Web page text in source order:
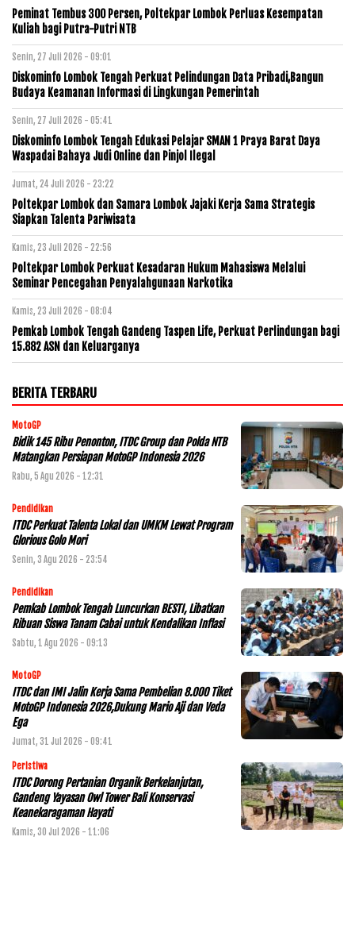
Peminat Tembus 300 Persen, Poltekpar Lombok Perluas Kesempatan
Kuliah bagi Putra-Putri NTB
Senin, 27 Juli 2026 - 09:01
Diskominfo Lombok Tengah Perkuat Pelindungan Data Pribadi,Bangun
Budaya Keamanan Informasi di Lingkungan Pemerintah
Senin, 27 Juli 2026 - 05:41
Diskominfo Lombok Tengah Edukasi Pelajar SMAN 1 Praya Barat Daya
Waspadai Bahaya Judi Online dan Pinjol Ilegal
Jumat, 24 Juli 2026 - 23:22
Poltekpar Lombok dan Samara Lombok Jajaki Kerja Sama Strategis
Siapkan Talenta Pariwisata
Kamis, 23 Juli 2026 - 22:56
Poltekpar Lombok Perkuat Kesadaran Hukum Mahasiswa Melalui
Seminar Pencegahan Penyalahgunaan Narkotika
Kamis, 23 Juli 2026 - 08:04
Pemkab Lombok Tengah Gandeng Taspen Life, Perkuat Perlindungan bagi
15.882 ASN dan Keluarganya
BERITA TERBARU
MotoGP
Bidik 145 Ribu Penonton, ITDC Group dan Polda NTB
Matangkan Persiapan MotoGP Indonesia 2026
Rabu, 5 Agu 2026 - 12:31
Pendidikan
ITDC Perkuat Talenta Lokal dan UMKM Lewat Program
Glorious Golo Mori
Senin, 3 Agu 2026 - 23:54
Pendidikan
Pemkab Lombok Tengah Luncurkan BESTI, Libatkan
Ribuan Siswa Tanam Cabai untuk Kendalikan Inflasi
Sabtu, 1 Agu 2026 - 09:13
MotoGP
ITDC dan IMI Jalin Kerja Sama Pembelian 8.000 Tiket
MotoGP Indonesia 2026,Dukung Mario Aji dan Veda
Ega
Jumat, 31 Jul 2026 - 09:41
Peristiwa
ITDC Dorong Pertanian Organik Berkelanjutan,
Gandeng Yayasan Owl Tower Bali Konservasi
Keanekaragaman Hayati
Kamis, 30 Jul 2026 - 11:06